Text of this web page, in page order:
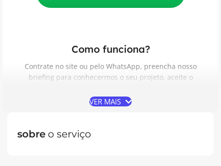
Como funciona?
Contrate no site ou pelo WhatsApp, preencha nosso
briefing para conhecermos o seu projeto, aceite o
as etapas do desenvolvimento e receba do seu jeito.
Oferta Especial: Vai pagar no PIX?
VER MAIS
sobre o serviço